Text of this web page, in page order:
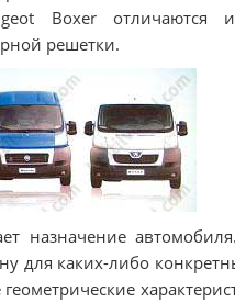
Boxer отличаются
решетки.
назначение
для каких-либо